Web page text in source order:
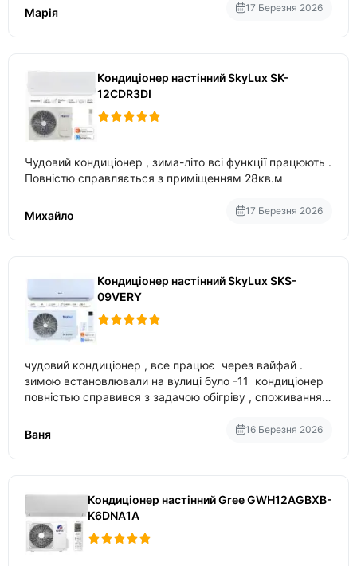
Марія
17 Березня 2026
Кондиціонер настінний SkyLux SK-
12CDR3DI
Чудовий кондиціонер , зима-літо всі функції працюють .
Повністю справляється з приміщенням 28кв.м
Михайло 17 Березня 2026
Кондиціонер настінний SkyLux SKS-
09VERY
чудовий кондиціонер , все працює через вайфай .
зимою встановлювали на вулиці було -11 кондиціонер
повністью справився з задачою обігріву , споживання
температури
Ваня 16 Березня 2026
Кондиціонер настінний Gree GWH12AGBXB-
K6DNA1A